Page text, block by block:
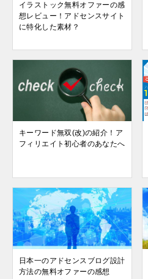
イラストック無料オファーの感
想レビュー！アドセンスサイト
に特化した素材？
キーワード無双(改)の紹介！ア
フィリエイト初心者のあなたへ
日本一のアドセンスブログ設計
方法の無料オファーの感想